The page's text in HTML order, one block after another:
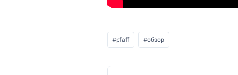
#pfaff #обзор